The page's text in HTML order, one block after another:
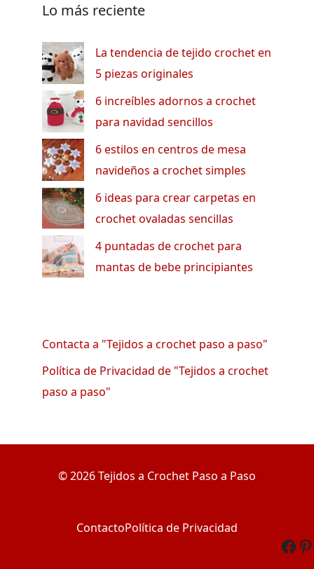
Lo más reciente
La tendencia de tejido crochet en
5 piezas originales
6 increíbles adornos a crochet
para navidad sencillos
6 estilos en centros de mesa
navideños a crochet simples
6 ideas para crear carpetas en
crochet ovaladas sencillas
4 puntadas de crochet para
mantas de bebe principiantes
Contacta a "Tejidos a crochet paso a paso"
Política de Privacidad de "Tejidos a crochet
paso a paso"
© 2026 Tejidos a Crochet Paso a Paso
ContactoPolítica de Privacidad